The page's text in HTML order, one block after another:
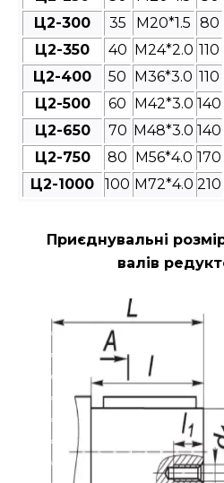
Ц2-300
35 M20*1.5 80
Ц2-350
40 M24*2.0 110
Ц2-400
50 M36*3.0 110
Ц2-500
60 M42*3.0 140
Ц2-650
70 M48*3.0 140
Ц2-750
80 M56*4.0 170
Ц2-1000
100 M72*4.0 210
Приєднувальні
валів